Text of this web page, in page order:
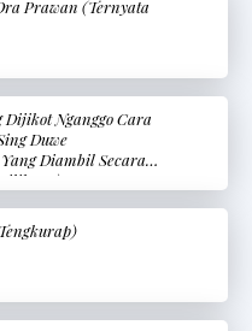
Prawan (Ternyata
Nganggo Cara
Duwe
Diambil Secara